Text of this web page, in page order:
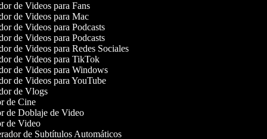
de Videos para Fans
de Videos para Mac
de Videos para Podcasts
de Videos para Podcasts
de Videos para Redes Sociales
de Videos para TikTok
de Videos para Windows
de Videos para YouTube
de Vlogs
de Cine
de Doblaje de Video
de Video
de Subtítulos Automáticos